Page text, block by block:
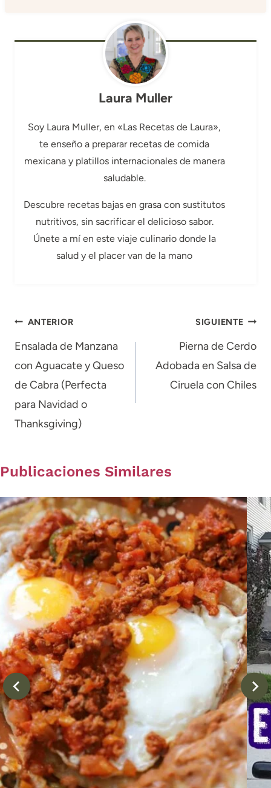
Laura Muller
Soy Laura Muller, en «Las Recetas de Laura»,
te enseño a preparar recetas de comida
mexicana y platillos internacionales de manera
saludable.
Descubre recetas bajas en grasa con sustitutos
nutritivos, sin sacrificar el delicioso sabor.
Únete a mí en este viaje culinario donde la
salud y el placer van de la mano
Navegación
de
entradas
ANTERIOR
Ensalada de Manzana
con Aguacate y Queso
de Cabra (Perfecta
para Navidad o
Thanksgiving)
SIGUIENTE
Pierna de Cerdo
Adobada en Salsa de
Ciruela con Chiles
Publicaciones Similares